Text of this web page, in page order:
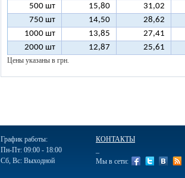
500 шт
15,80 31,02
750 шт
14,50 28,62
1000 шт
13,85 27,41
2000 шт
12,87 25,61
Цены указаны в грн.
График работы:
Пн-Пт: 09:00 - 18:00
Сб, Вс: Выходной
КОНТАКТЫ
Мы в сети: